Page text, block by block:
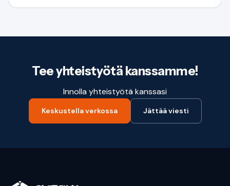
Tee yhteistyötä kanssamme!
Innolla yhteistyötä kanssasi
Keskustella verkossa Jättää viesti